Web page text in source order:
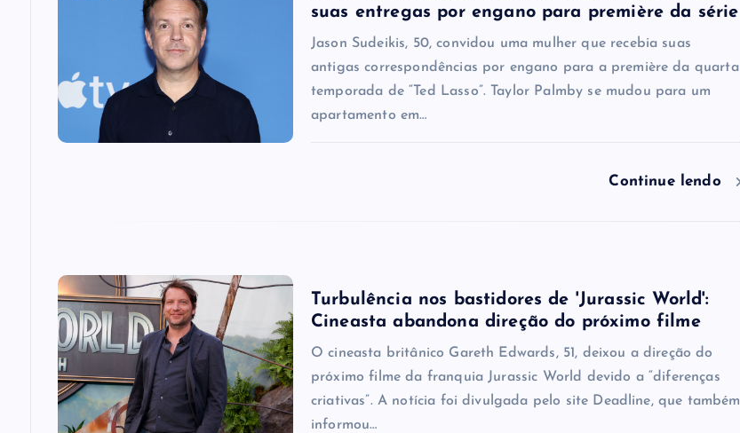
suas entregas por engano para première da série
Jason Sudeikis, 50, convidou uma mulher que recebia suas
antigas correspondências por engano para a première da quarta
temporada de “Ted Lasso”. Taylor Palmby se mudou para um
apartamento em…
Continue lendo
Turbulência nos bastidores de 'Jurassic World':
Cineasta abandona direção do próximo filme
O cineasta britânico Gareth Edwards, 51, deixou a direção do
próximo filme da franquia Jurassic World devido a “diferenças
criativas”. A notícia foi divulgada pelo site Deadline, que também
informou…